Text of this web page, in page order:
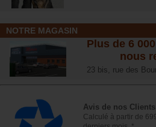
NOTRE MAGASIN
Plus de 6
nous
23 bis, rue des
Avis de nos Clients
Calculé à partir de